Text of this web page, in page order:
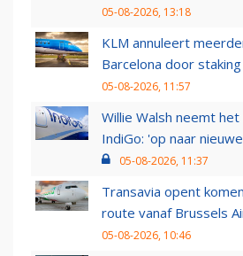
05-08-2026, 13:18
KLM annuleert
Barcelona door staking
05-08-2026, 11:57
Willie Walsh neemt
IndiGo: 'op naar
05-08-2026, 11:37
Transavia opent
route vanaf Brussels
05-08-2026, 10:46